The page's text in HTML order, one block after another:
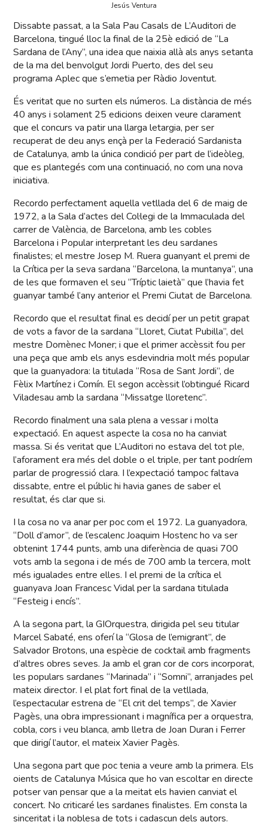
Jesús Ventura
Dissabte passat, a la Sala Pau Casals de L’Auditori de
Barcelona, tingué lloc la final de la 25è edició de “La
Sardana de l’Any”, una idea que naixia allà als anys setanta
de la ma del benvolgut Jordi Puerto, des del seu
programa Aplec que s’emetia per Ràdio Joventut.
És veritat que no surten els números. La distància de més
40 anys i solament 25 edicions deixen veure clarament
que el concurs va patir una llarga letargia, per ser
recuperat de deu anys ençà per la Federació Sardanista
de Catalunya, amb la única condició per part de l’ideòleg,
que es plantegés com una continuació, no com una nova
iniciativa.
Recordo perfectament aquella vetllada del 6 de maig de
1972, a la Sala d’actes del Col·legi de la Immaculada del
carrer de València, de Barcelona, amb les cobles
Barcelona i Popular interpretant les deu sardanes
finalistes; el mestre Josep M. Ruera guanyant el premi de
la Crítica per la seva sardana “Barcelona, la muntanya”, una
de les que formaven el seu “Tríptic laietà” que l’havia fet
guanyar també l’any anterior el Premi Ciutat de Barcelona.
Recordo que el resultat final es decidí per un petit grapat
de vots a favor de la sardana “Lloret, Ciutat Pubilla”, del
mestre Domènec Moner; i que el primer accèssit fou per
una peça que amb els anys esdevindria molt més popular
que la guanyadora: la titulada “Rosa de Sant Jordi”, de
Fèlix Martínez i Comín. El segon accèssit l’obtingué Ricard
Viladesau amb la sardana “Missatge lloretenc”.
Recordo finalment una sala plena a vessar i molta
expectació. En aquest aspecte la cosa no ha canviat
massa. Si és veritat que L’Auditori no estava del tot ple,
l’aforament era més del doble o el triple, per tant podríem
parlar de progressió clara. I l’expectació tampoc faltava
dissabte, entre el públic hi havia ganes de saber el
resultat, és clar que si.
I la cosa no va anar per poc com el 1972. La guanyadora,
“Doll d’amor”, de l’escalenc Joaquim Hostenc ho va ser
obtenint 1744 punts, amb una diferència de quasi 700
vots amb la segona i de més de 700 amb la tercera, molt
més igualades entre elles. I el premi de la crítica el
guanyava Joan Francesc Vidal per la sardana titulada
“Festeig i encís”.
A la segona part, la GIOrquestra, dirigida pel seu titular
Marcel Sabaté, ens oferí la “Glosa de l’emigrant”, de
Salvador Brotons, una espècie de cocktail amb fragments
d’altres obres seves. Ja amb el gran cor de cors incorporat,
les populars sardanes “Marinada” i “Somni”, arranjades pel
mateix director. I el plat fort final de la vetllada,
l’espectacular estrena de “El crit del temps”, de Xavier
Pagès, una obra impressionant i magnífica per a orquestra,
cobla, cors i veu blanca, amb lletra de Joan Duran i Ferrer
que dirigí l’autor, el mateix Xavier Pagès.
Una segona part que poc tenia a veure amb la primera. Els
oients de Catalunya Música que ho van escoltar en directe
potser van pensar que a la meitat els havien canviat el
concert. No criticaré les sardanes finalistes. Em consta la
sinceritat i la noblesa de tots i cadascun dels autors.